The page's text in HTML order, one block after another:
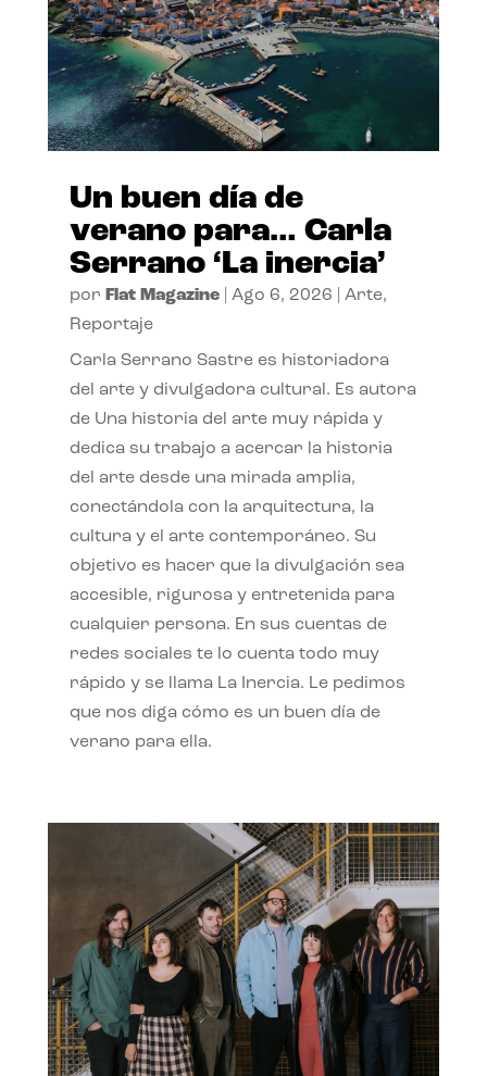
Un buen día de
verano para… Carla
Serrano ‘La inercia’
por Flat Magazine| Ago 6, 2026 Arte,
Reportaje
Carla Serrano Sastre es historiadora
del arte y divulgadora cultural. Es autora
de Una historia del arte muy rápida y
dedica su trabajo a acercar la historia
del arte desde una mirada amplia,
conectándola con la arquitectura, la
cultura y el arte contemporáneo. Su
objetivo es hacer que la divulgación sea
accesible, rigurosa y entretenida para
cualquier persona. En sus cuentas de
redes sociales te lo cuenta todo muy
rápido y se llama La Inercia. Le pedimos
que nos diga cómo es un buen día de
verano para ella.